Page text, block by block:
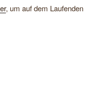
, um auf dem Laufenden